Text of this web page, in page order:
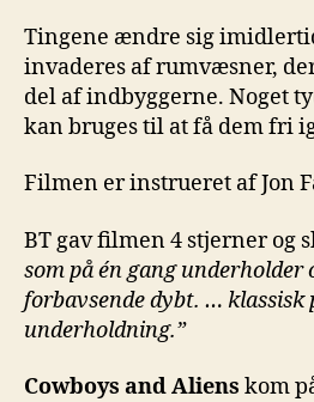
Tingene ændre sig
invaderes af rumvæsner,
del af indbyggerne. Noget
kan bruges til at få dem fri
Filmen er instrueret af Jon
BT gav filmen 4 stjerner og
som på én gang underholder
forbavsende dybt. … klassisk
underholdning.”
Cowboys and Aliens kom